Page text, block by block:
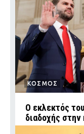
ΚΟΣΜΟΣ
Ο εκλεκτός
διαδοχής στην